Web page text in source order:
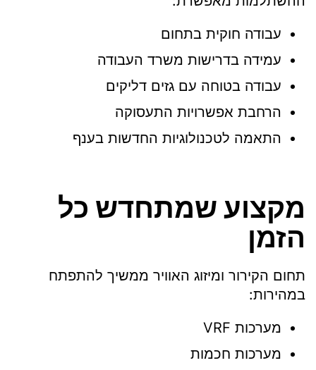
עבודה חוקית בתחום
עמידה בדרישות משרד העבודה
עבודה בטוחה עם גזים דליקים
הרחבת אפשרויות התעסוקה
התאמה לטכנולוגיות החדשות בענף
מקצוע שמתחדש כל
הזמן
תחום הקירור ומיזוג האוויר ממשיך להתפתח
במהירות:
מערכות VRF
מערכות חכמות